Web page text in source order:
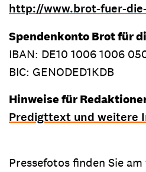
http://www.brot-fuer-
Spendenkonto Brot für
IBAN: DE10 1006 1006
BIC: GENODED1KDB
Hinweise für
Predigttext und weitere
Pressefotos finden Sie